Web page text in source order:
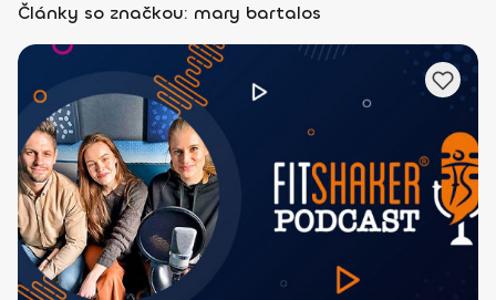
Články so značkou: mary bartalos